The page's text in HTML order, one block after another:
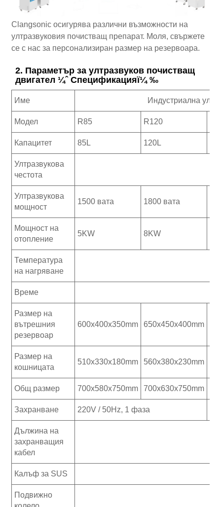
Clangsonic осигурява различни възможности на
ултразвуковия почистващ препарат. Моля, свържете
се с нас за персонализиран размер на резервоара.
2. Параметър за ултразвуков почистващ
двигател ¼ˆ Спецификацияï¼ ‰
Име Индустриална
Модел R85 R120
Капацитет 85L 120L
Ултразвукова
честота
Ултразвукова
мощност
1500 вата 1800 вата
Мощност на
отопление
5KW 8KW
Температура
на нагряване
Време
Размер на
вътрешния
резервоар
600x400x350mm 650x450x400mm
Размер на
кошницата
510x330x180mm 560x380x230mm
Общ размер 700x580x750mm 700x630x750mm
Захранване 220V / 50Hz, 1 фаза
Дължина на
захранващия
кабел
Калъф за SUS
Подвижно